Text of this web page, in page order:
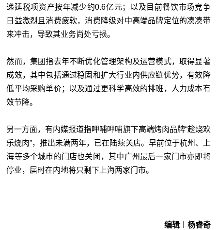
递延税项资产按年减少约0.6亿元；以及目前餐饮市场竞争
日益激烈且消费疲软，消费降级对中高端品牌定位的凑凑带
来冲击，导致其业务尚处亏损。
然而，集团指去年不断优化管理架构及运营模式，取得显著
成效，其中包括通过稳固和扩大行业内供应链优势，有效降
低平均采购单价；以及通过更科学高效的排班，人力成本有
效节降。
另一方面，有内媒报道指呷哺呷哺旗下高端烤肉品牌“趁烧欢
乐烧肉”，推出未满两年，已在陆续关店。早前位于杭州、上
海等多个城市的门店也关闭，其中广州最后一家门市亦即将
停业，届时在内地将只剩下上海两家门市。
编辑︱杨睿奇